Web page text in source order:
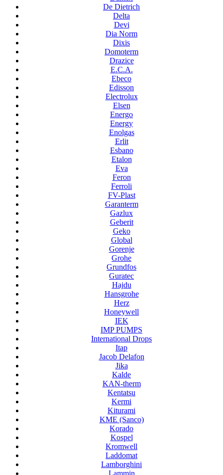
De Dietrich
Delta
Devi
Dia Norm
Dixis
Domoterm
Drazice
E.C.A.
Ebeco
Edisson
Electrolux
Elsen
Energo
Energy
Enolgas
Erlit
Esbano
Etalon
Eva
Feron
Ferroli
FV-Plast
Garanterm
Gazlux
Geberit
Geko
Global
Gorenje
Grohe
Grundfos
Guratec
Hajdu
Hansgrohe
Herz
Honeywell
IEK
IMP PUMPS
International Drops
Itap
Jacob Delafon
Jika
Kalde
KAN-therm
Kentatsu
Kermi
Kiturami
KME (Sanco)
Korado
Kospel
Kromwell
Laddomat
Lamborghini